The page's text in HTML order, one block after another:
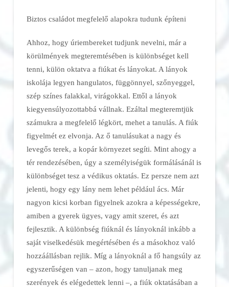
Biztos családot megfelelő alapokra tudunk építeni
Ahhoz, hogy úriembereket tudjunk nevelni, már a
körülmények megteremtésében is különbséget kell
tenni, külön oktatva a fiúkat és lányokat. A lányok
iskolája legyen hangulatos, függönnyel, szőnyeggel,
szép színes falakkal, virágokkal. Ettől a lányok
kiegyensúlyozottabbá vállnak. Ezáltal megteremtjük
számukra a megfelelő légkört, mehet a tanulás. A fiúk
figyelmét ez elvonja. Az ő tanulásukat a nagy és
levegős terek, a kopár környezet segíti. Mint ahogy a
tér rendezésében, úgy a személyiségük formálásánál is
különbséget tesz a védikus oktatás. Ez persze nem azt
jelenti, hogy egy lány nem lehet például ács. Már
nagyon kicsi korban figyelnek azokra a képességekre,
amiben a gyerek ügyes, vagy amit szeret, és azt
fejlesztik. A különbség fiúknál és lányoknál inkább a
saját viselkedésük megértésében és a másokhoz való
hozzáállásban rejlik. Míg a lányoknál a fő hangsúly az
egyszerűségen van – azon, hogy tanuljanak meg
szerények és elégedettek lenni –, a fiúk oktatásában a